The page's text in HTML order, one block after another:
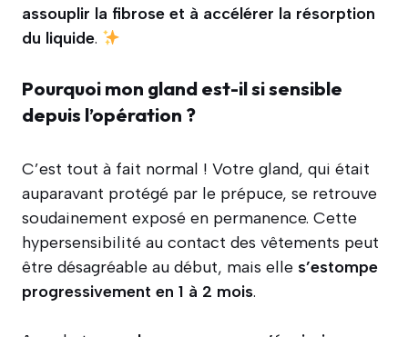
assouplir la fibrose et à accélérer la résorption
du liquide.
Pourquoi mon gland est-il si sensible
depuis l’opération ?
C’est tout à fait normal ! Votre gland, qui était
auparavant protégé par le prépuce, se retrouve
soudainement exposé en permanence. Cette
hypersensibilité au contact des vêtements peut
être désagréable au début, mais elle s’estompe
progressivement en 1 à 2 mois.